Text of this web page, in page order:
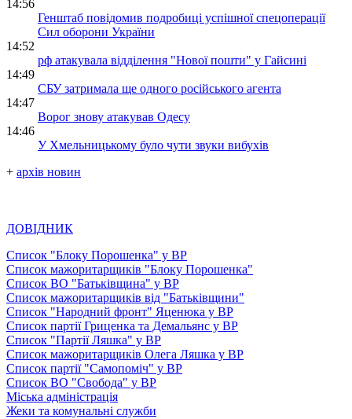
14:56
Генштаб повідомив подробиці успішної спецоперації
Сил оборони України
14:52
рф атакувала відділення "Нової пошти" у Гайсині
14:49
СБУ затримала ще одного російського агента
14:47
Ворог знову атакував Одесу
14:46
У Хмельницькому було чути звуки вибухів
+ архів новин
ДОВІДНИК
Список "Блоку Порошенка" у ВР
Список мажоритарщиків "Блоку Порошенка"
Список ВО "Батьківщина" у ВР
Список мажоритарщиків від "Батьківщини"
Список "Народний фронт" Яценюка у ВР
Список партії Гриценка та Демальянс у ВР
Список "Партії Ляшка" у ВР
Список мажоритарщиків Олега Ляшка у ВР
Список партії "Самопоміч" у ВР
Список ВО "Свобода" у ВР
Міська адміністрація
Жеки та комунальні служби